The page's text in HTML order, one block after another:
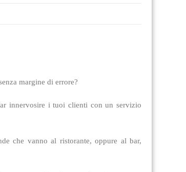
margine di errore?
innervosire i tuoi clienti con un servizio
che vanno al ristorante, oppure al bar,